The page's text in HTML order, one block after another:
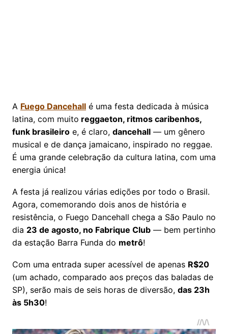
A Fuego Dancehall é uma festa dedicada à música
latina, com muito reggaeton, ritmos caribenhos,
funk brasileiro e, é claro, dancehall — um gênero
musical e de dança jamaicano, inspirado no reggae.
É uma grande celebração da cultura latina, com uma
energia única!
A festa já realizou várias edições por todo o Brasil.
Agora, comemorando dois anos de história e
resistência, o Fuego Dancehall chega a São Paulo no
dia 23 de agosto, no Fabrique Club — bem pertinho
da estação Barra Funda do metrô!
Com uma entrada super acessível de apenas R$20
(um achado, comparado aos preços das baladas de
SP), serão mais de seis horas de diversão, das 23h
às 5h30!